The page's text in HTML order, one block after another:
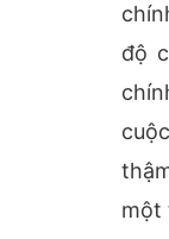
độ
một